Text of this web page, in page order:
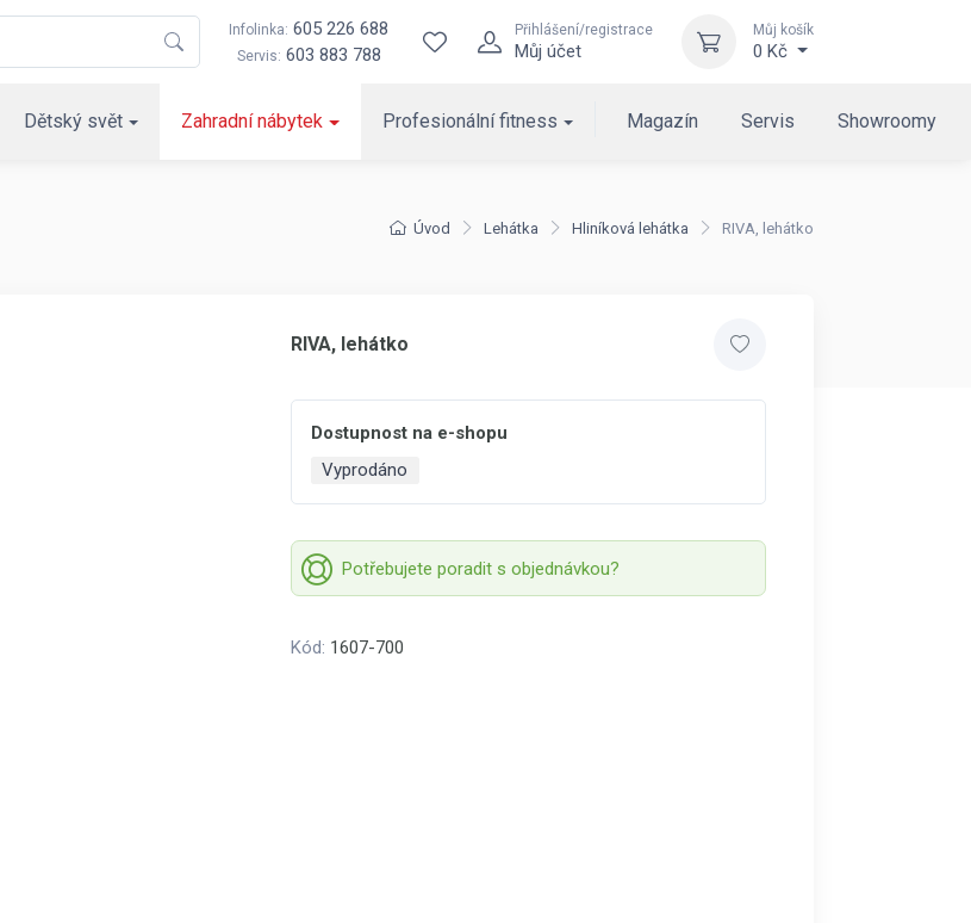
Infolinka: 605 226 688
Servis: 603 883 788
Přihlášení/registrace
Můj účet
Můj košík
0 Kč
Dětský svět Zahradní nábytek Profesionální fitness Magazín Servis Showroomy
Úvod Lehátka Hliníková lehátka RIVA, lehátko
RIVA, lehátko
Dostupnost na e-shopu
Vyprodáno
Potřebujete poradit s objednávkou?
Kód: 1607-700